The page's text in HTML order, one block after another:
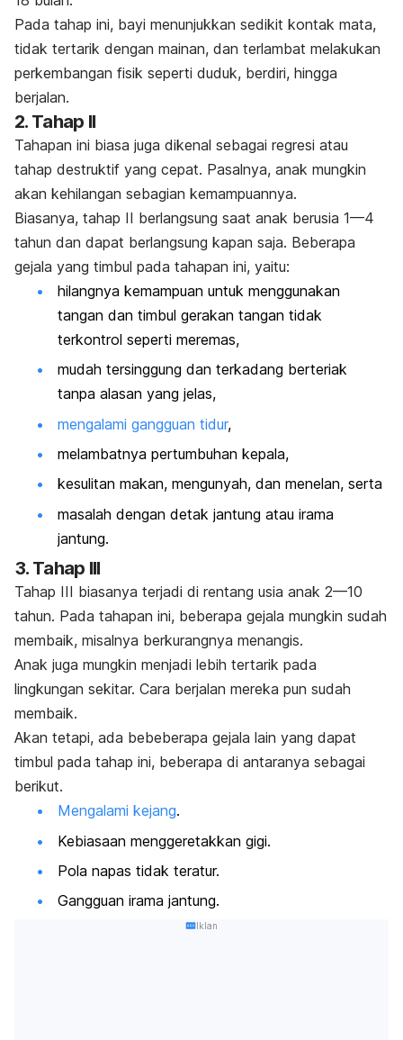
Pada tahap ini, bayi menunjukkan sedikit kontak mata,
tidak tertarik dengan mainan, dan terlambat melakukan
perkembangan fisik seperti duduk, berdiri, hingga
berjalan.
2. Tahap II
Tahapan ini biasa juga dikenal sebagai regresi atau
tahap destruktif yang cepat. Pasalnya, anak mungkin
akan kehilangan sebagian kemampuannya.
Biasanya, tahap II berlangsung saat anak berusia 1—4
tahun dan dapat berlangsung kapan saja. Beberapa
gejala yang timbul pada tahapan ini, yaitu:
hilangnya kemampuan untuk menggunakan
tangan dan timbul gerakan tangan tidak
terkontrol seperti meremas,
mudah tersinggung dan terkadang berteriak
tanpa alasan yang jelas,
mengalami gangguan tidur,
melambatnya pertumbuhan kepala,
kesulitan makan, mengunyah, dan menelan, serta
masalah dengan detak jantung atau irama
jantung.
3. Tahap III
Tahap III biasanya terjadi di rentang usia anak 2—10
tahun. Pada tahapan ini, beberapa gejala mungkin sudah
membaik, misalnya berkurangnya menangis.
Anak juga mungkin menjadi lebih tertarik pada
lingkungan sekitar. Cara berjalan mereka pun sudah
membaik.
Akan tetapi, ada bebeberapa gejala lain yang dapat
timbul pada tahap ini, beberapa di antaranya sebagai
berikut.
Mengalami kejang.
Kebiasaan menggeretakkan gigi.
Pola napas tidak teratur.
Gangguan irama jantung.
Iklan